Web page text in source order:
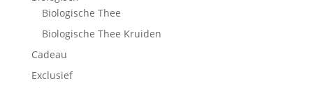
Biologische Thee
Biologische Thee Kruiden
Cadeau
Exclusief